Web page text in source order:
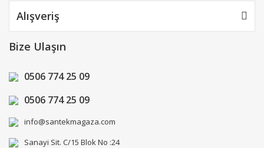
Alışveriş
Bize Ulaşın
0506 774 25 09
0506 774 25 09
info@santekmagaza.com
Sanayi Sit. C/15 Blok No :24